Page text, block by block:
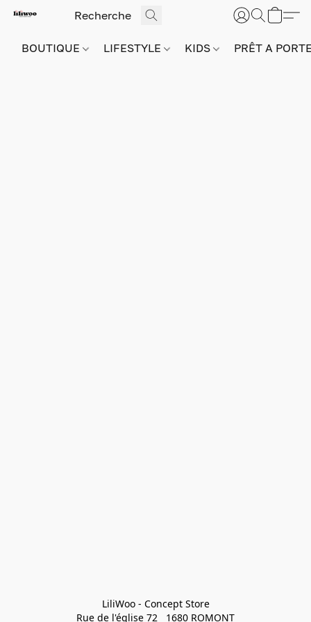
BOUTIQUE LIFESTYLE KIDS PRÊT A
LiliWoo - Concept Store
Rue de l'église 72   1680 ROMONT